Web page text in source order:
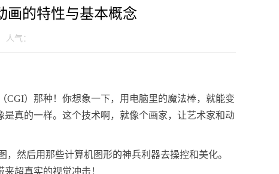
画的特性与基本概念
人气：
）那种！你想象一下，用电脑里的魔法棒，就能变
真的一样。这个技术啊，就像个画家，让艺术家和动
然后用那些计算机图形的神兵利器去操控和美化。
超真实的视觉冲击！